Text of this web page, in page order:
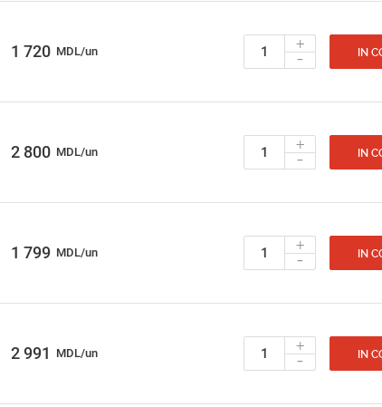
1 720 MDL/un +
- IN
2 800 MDL/un +
- IN
1 799 MDL/un +
- IN
2 991 MDL/un +
- IN